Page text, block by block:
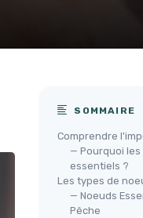
SOMMAIRE
Comprendre
— Pourquoi
essentiels ?
Les types de
— Noeuds
Pêche